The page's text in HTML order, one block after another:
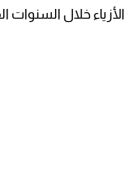
الأزياء خلال السنوات